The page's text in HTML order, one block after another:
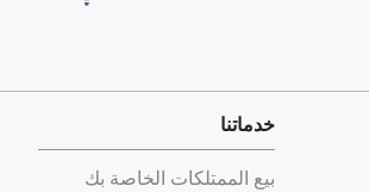
خدماتنا
بيع الممتلكات الخاصة بك